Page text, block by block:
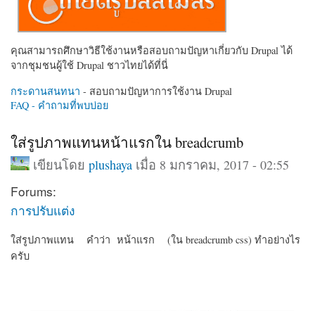
คุณสามารถศึกษาวิธีใช้งานหรือสอบถามปัญหาเกี่ยวกับ Drupal ได้
จากชุมชนผู้ใช้ Drupal ชาวไทยได้ที่นี่
กระดานสนทนา - สอบถามปัญหาการใช้งาน Drupal
FAQ - คำถามที่พบบ่อย
ใส่รูปภาพแทนหน้าแรกใน breadcrumb
เขียนโดย plushayaเมื่อ 8 มกราคม, 2017 - 02:55
Forums:
การปรับแต่ง
ใส่รูปภาพแทน คำว่า หน้าแรก (ใน breadcrumb css) ทำอย่างไร
ครับ